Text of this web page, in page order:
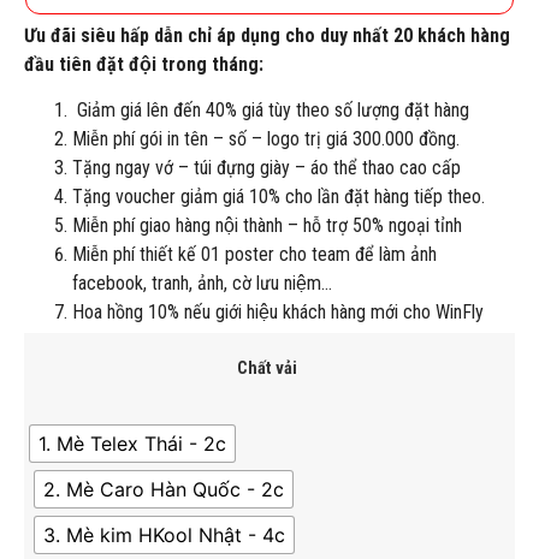
Ưu đãi siêu hấp dẫn chỉ áp dụng cho duy nhất 20 khách hàng
đầu tiên đặt đội trong tháng:
Giảm giá lên đến 40% giá tùy theo số lượng đặt hàng
Miễn phí gói in tên – số – logo trị giá 300.000 đồng.
Tặng ngay vớ – túi đựng giày – áo thể thao cao cấp
Tặng voucher giảm giá 10% cho lần đặt hàng tiếp theo.
Miễn phí giao hàng nội thành – hỗ trợ 50% ngoại tỉnh
Miễn phí thiết kế 01 poster cho team để làm ảnh
facebook, tranh, ảnh, cờ lưu niệm…
Hoa hồng 10% nếu giới hiệu khách hàng mới cho WinFly
Chất vải
1. Mè Telex Thái - 2c
2. Mè Caro Hàn Quốc - 2c
3. Mè kim HKool Nhật - 4c